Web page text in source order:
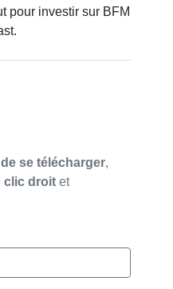
pour investir sur BFM
se télécharger,
clic droit et